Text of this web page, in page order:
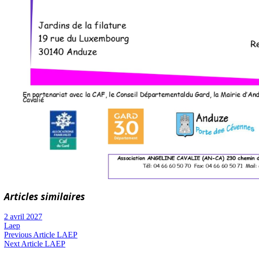
Articles similaires
2 avril 2027
Laep
Navigation
Previous ArticlePrevious
Post:
LAEP
Next ArticleNext
LAEP